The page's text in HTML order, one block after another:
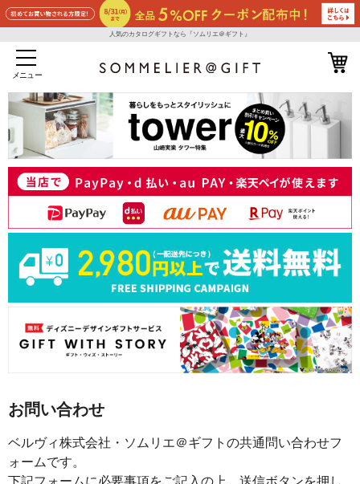
人気のカタログギフトなら『ソムリエ＠ギフト』
メニュー
お問い合わせ
ベルヴィ株式会社・ソムリエ＠ギフトの共通問い合わせフ
ォームです。
下記フォームに必要事項をご記入の上、送信ボタンを押し